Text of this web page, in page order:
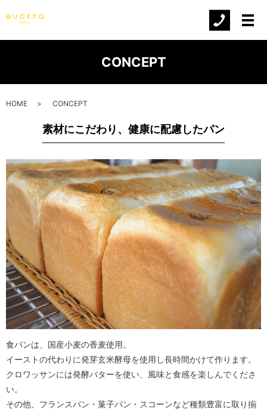
メ
CONCEPT
HOME CONCEPT
素材にこだわり、健康に配慮したパン
食パンは、国産小麦の香麦使用。
イーストの代わりに発芽玄米酵母を使用し長時間かけて作ります。
クロワッサンには発酵バターを使い、風味と食感を楽しんでくださ
い。
その他、フランスパン・菓子パン・スコーンなど種類豊富に取り揃